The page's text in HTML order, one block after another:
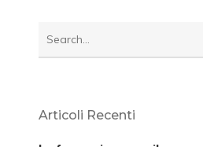
Articoli Recenti